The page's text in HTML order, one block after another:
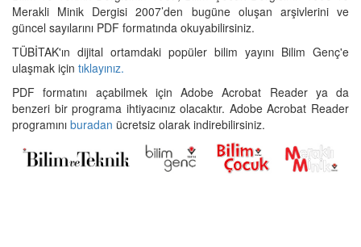
Merakli Minik Dergisi 2007’den bugüne oluşan arşivlerini ve
güncel sayılarını PDF formatında okuyabilirsiniz.
TÜBİTAK'ın dijital ortamdaki popüler bilim yayını Bilim Genç'e
ulaşmak için tıklayınız.
PDF formatını açabilmek için Adobe Acrobat Reader ya da
benzeri bir programa ihtiyacınız olacaktır. Adobe Acrobat Reader
programını buradan ücretsiz olarak indirebilirsiniz.